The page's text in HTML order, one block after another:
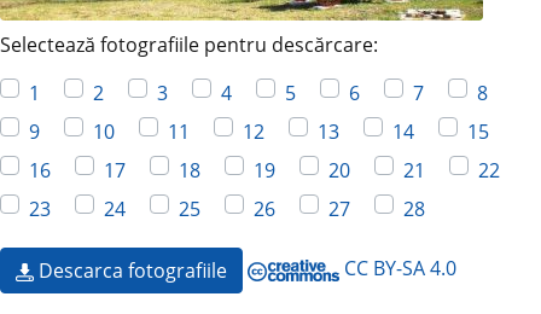
Selectează fotografiile pentru descărcare:
1
2 3 4 5 6 7
8
9
10 11 12 13 14
15
16
17 18 19 20 21
22
23
24 25 26 27 28
Descarca fotografiile CC BY-SA 4.0